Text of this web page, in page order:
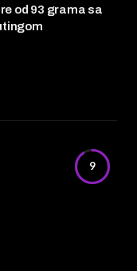
od 93 grama sa
9